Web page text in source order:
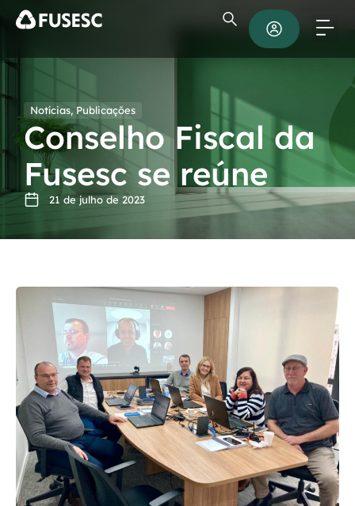
Notícias, Publicações
Conselho Fiscal da
Fusesc se reúne
21 de julho de 2023